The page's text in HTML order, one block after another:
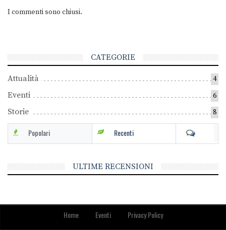
I commenti sono chiusi.
CATEGORIE
Attualità 4
Eventi 6
Storie 8
Popolari Recenti
ULTIME RECENSIONI
Home Eventi Privacy Policy